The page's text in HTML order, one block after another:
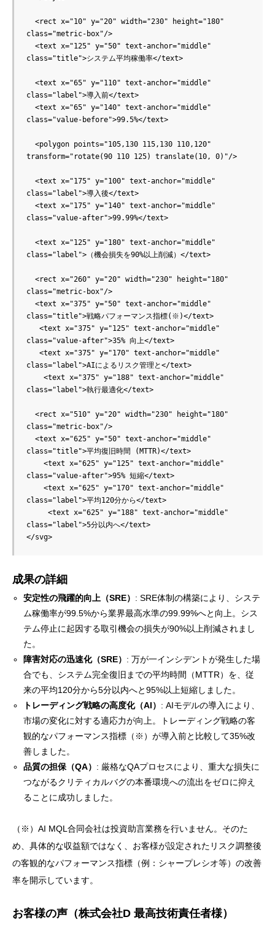
class="metric-box"/>
class="title">システム平均稼働率</text>
class="label">導入前</text>
class="value-before">99.5%</text>
transform="rotate(90 110 125) translate(10, 0)"/>
class="label">導入後</text>
class="value-after">99.99%</text>
class="label">（機会損失を90%以上削減）</text>
class="metric-box"/>
class="title">戦略パフォーマンス指標(※)</text>
class="value-after">35% 向上</text>
class="label">AIによるリスク管理と</text>
class="label">執行最適化</text>
class="metric-box"/>
class="title">平均復旧時間 (MTTR)</text>
class="value-after">95% 短縮</text>
class="label">平均120分から</text>
class="label">5分以内へ</text>
成果の詳細
安定性の飛躍的向上（SRE） : SRE体制の構築により、システ
ム稼働率が99.5%から業界最高水準の99.99%へと向上。シス
テム停止に起因する取引機会の損失が90%以上削減されまし
た。
障害対応の迅速化（SRE） : 万が一インシデントが発生した場
合でも、システム完全復旧までの平均時間（MTTR）を、従
来の平均120分から5分以内へと95%以上短縮しました。
トレーディング戦略の高度化（AI） : AIモデルの導入により、
市場の変化に対する適応力が向上。トレーディング戦略の客
観的なパフォーマンス指標（※）が導入前と比較して35%改
善しました。
品質の担保（QA） : 厳格なQAプロセスにより、重大な損失に
つながるクリティカルバグの本番環境への流出をゼロに抑え
ることに成功しました。
（※）AI MQL合同会社は投資助言業務を行いません。そのた
め、具体的な収益額ではなく、お客様が設定されたリスク調整後
の客観的なパフォーマンス指標（例：シャープレシオ等）の改善
率を開示しています。
お客様の声（株式会社D 最高技術責任者様）